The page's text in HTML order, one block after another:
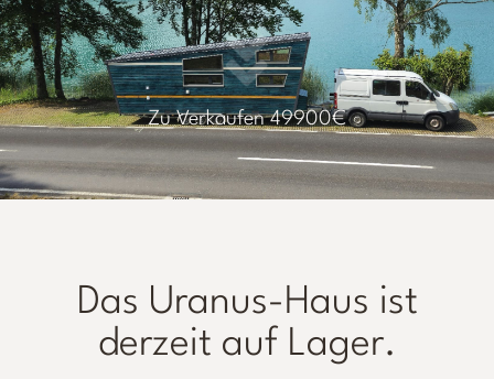
Zu Verkaufen 49900€
Das Uranus-Haus ist
derzeit auf Lager.